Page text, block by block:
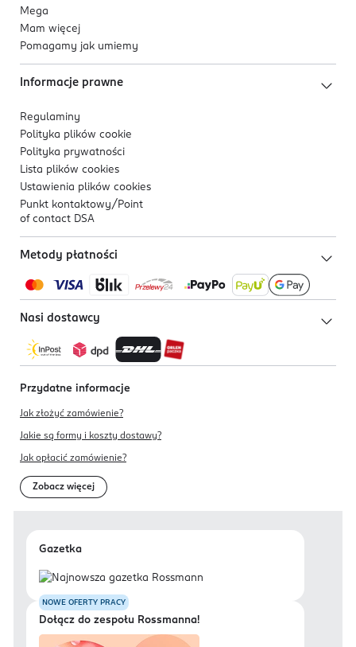
Mega
Mam więcej
Pomagamy jak umiemy
Informacje prawne
Regulaminy
Polityka plików cookie
Polityka prywatności
Lista plików cookies
Ustawienia plików cookies
Punkt kontaktowy/ Point
of contact DSA
Metody płatności
Nasi dostawcy
Przydatne informacje
Jak złożyć zamówienie?
Jakie są formy i koszty dostawy?
Jak opłacić zamówienie?
Zobacz więcej
Gazetka
NOWE OFERTY PRACY
Dołącz do zespołu Rossmanna!